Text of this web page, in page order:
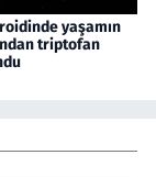
yaşamın
triptofan